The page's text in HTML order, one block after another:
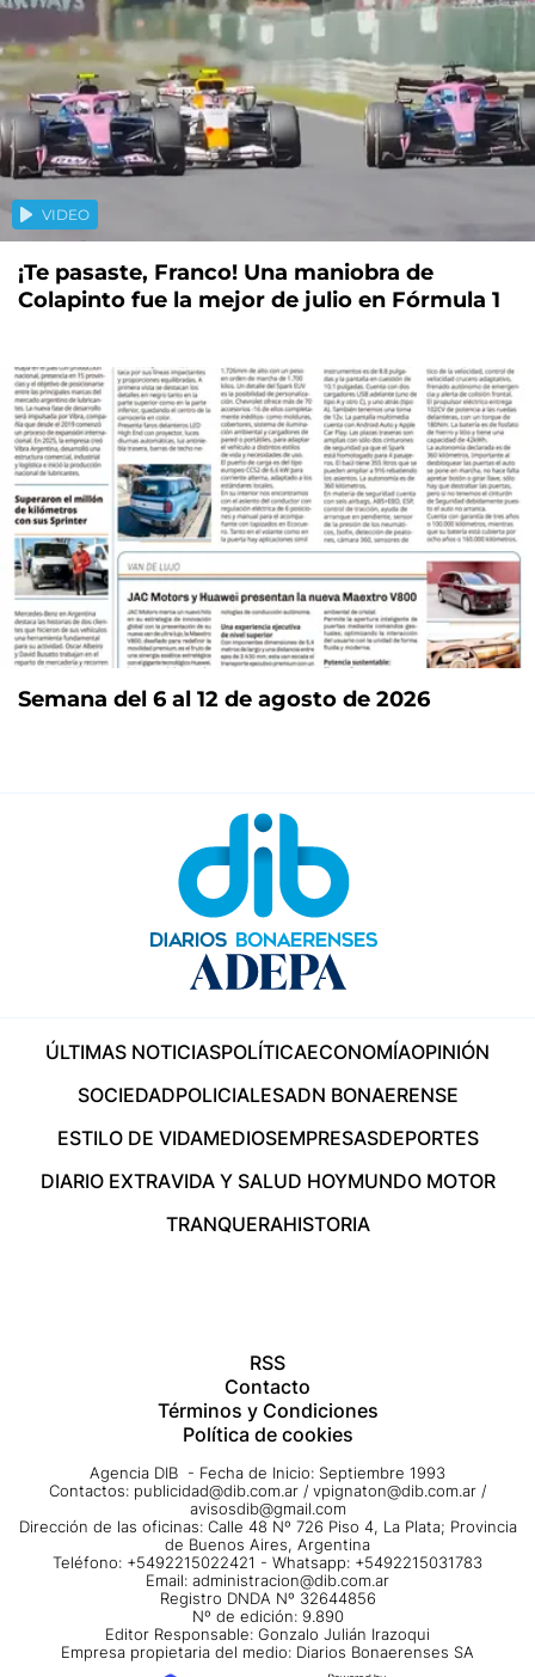
VIDEO
¡Te pasaste, Franco! Una maniobra de
Colapinto fue la mejor de julio en Fórmula 1
Semana del 6 al 12 de agosto de 2026
ÚLTIMAS NOTICIASPOLÍTICAECONOMÍAOPINIÓN
SOCIEDADPOLICIALESADN BONAERENSE
ESTILO DE VIDAMEDIOSEMPRESASDEPORTES
DIARIO EXTRAVIDA Y SALUD HOYMUNDO MOTOR
TRANQUERAHISTORIA
RSS
Contacto
Términos y Condiciones
Política de cookies
Agencia DIB - Fecha de Inicio: Septiembre 1993
Contactos: publicidad@dib.com.ar / vpignaton@dib.com.ar /
avisosdib@gmail.com
Dirección de las oficinas: Calle 48 Nº 726 Piso 4, La Plata; Provincia
de Buenos Aires, Argentina
Teléfono: +5492215022421 - Whatsapp: +5492215031783
Email: administracion@dib.com.ar
Registro DNDA Nº 32644856
Nº de edición: 9.890
Editor Responsable: Gonzalo Julián Irazoqui
Empresa propietaria del medio: Diarios Bonaerenses SA